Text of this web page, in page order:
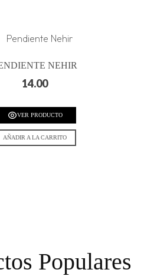
NEHIR
14.00
VER PRODUCTO
AÑADIR A LA CARRITO
Populares